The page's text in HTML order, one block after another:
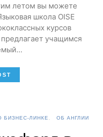
летом вы можете
школа OISE
курсов
учащимся
БИЗНЕС-ЛИНКЕ ОБ АНГЛИИ